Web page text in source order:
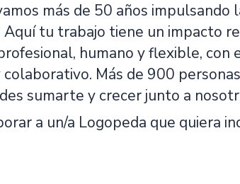
más de 50 años
tu trabajo tiene un impacto
humano y flexible, con
Más de 900
sumarte y crecer junto a
a un/a Logopeda que quiera